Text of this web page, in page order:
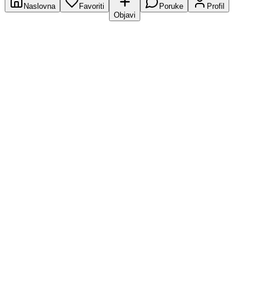
Naslovna
Favoriti
Objavi
Poruke Profil